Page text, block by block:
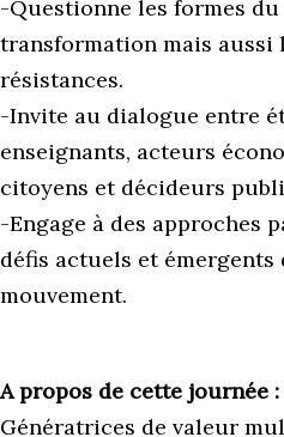
-Questionne les formes
transformation mais aussi
résistances.
-Invite au dialogue entre
enseignants, acteurs
citoyens et décideurs
-Engage à des approches
défis actuels et émergents
mouvement.
A propos de cette journée :
Génératrices de valeur